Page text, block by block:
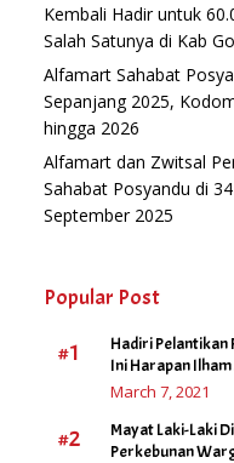
Kembali Hadir untuk
Salah Satunya di Kab
Alfamart Sahabat
Sepanjang 2025,
hingga 2026
Alfamart dan Zwitsal
Sahabat Posyandu di
September 2025
Popular Post
#1
Hadiri Pelantikan
Ini Harapan
March 7, 2021
#2
Mayat Laki-Laki
Perkebunan